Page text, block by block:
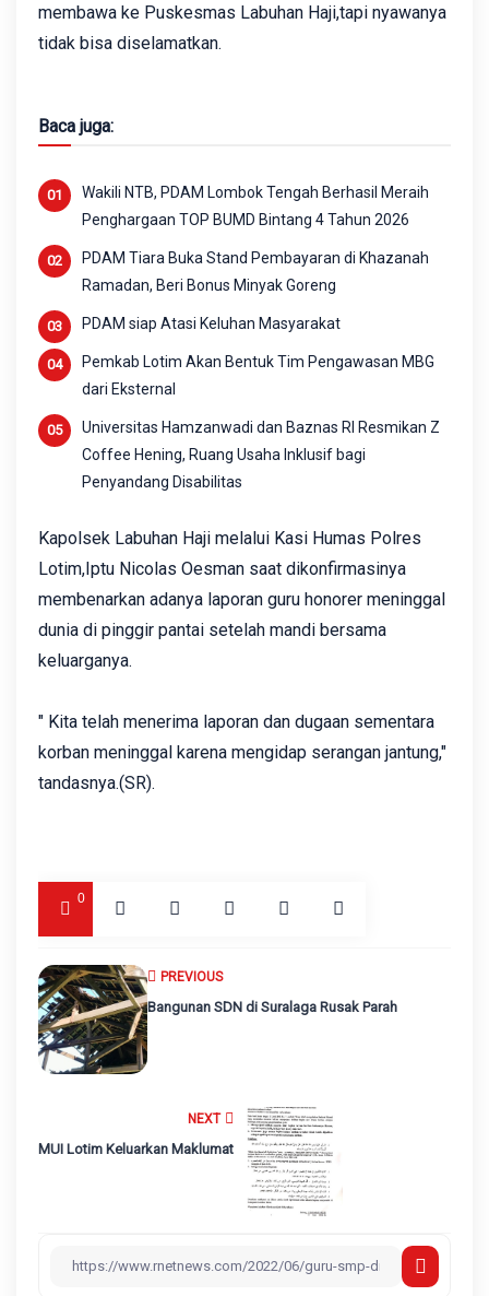
membawa ke Puskesmas Labuhan Haji,tapi nyawanya
tidak bisa diselamatkan.
Baca juga:
Wakili NTB, PDAM Lombok Tengah Berhasil Meraih
Penghargaan TOP BUMD Bintang 4 Tahun 2026
PDAM Tiara Buka Stand Pembayaran di Khazanah
Ramadan, Beri Bonus Minyak Goreng
PDAM siap Atasi Keluhan Masyarakat
Pemkab Lotim Akan Bentuk Tim Pengawasan MBG
dari Eksternal
Universitas Hamzanwadi dan Baznas RI Resmikan Z
Coffee Hening, Ruang Usaha Inklusif bagi
Penyandang Disabilitas
Kapolsek Labuhan Haji melalui Kasi Humas Polres
Lotim,Iptu Nicolas Oesman saat dikonfirmasinya
membenarkan adanya laporan guru honorer meninggal
dunia di pinggir pantai setelah mandi bersama
keluarganya.
" Kita telah menerima laporan dan dugaan sementara
korban meninggal karena mengidap serangan jantung,"
tandasnya.(SR).
0
NEXT
MUI Lotim Keluarkan Maklumat
PREVIOUS
Bangunan SDN di Suralaga Rusak Parah